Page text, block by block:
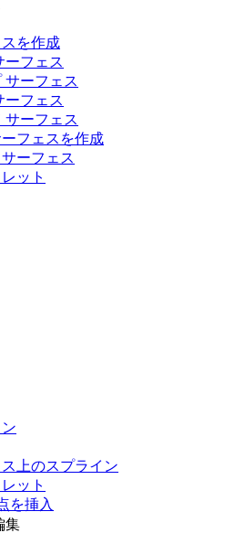
を作成
ーフェス
サーフェス
ーフェス
サーフェス
フェスを作成
ーフェス
ット
上のスプライン
ット
を挿入
集